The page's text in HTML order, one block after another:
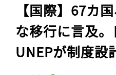
【国際】67カ
な移行に言及。
UNEPが制度設